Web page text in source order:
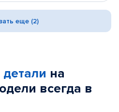
еще (2)
на
всегда в